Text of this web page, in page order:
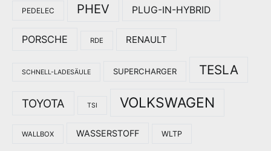
PEDELEC PHEV PLUG-IN-HYBRID
PORSCHE RDE RENAULT
SCHNELL-LADESÄULE SUPERCHARGER TESLA
TOYOTA TSI VOLKSWAGEN
WALLBOX WASSERSTOFF WLTP